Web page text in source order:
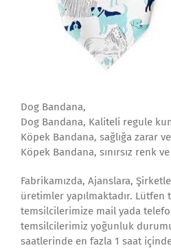
Dog Bandana,
Dog Bandana, Kaliteli regule
Köpek Bandana, sağlığa zarar
Köpek Bandana, sınırsız renk
Fabrikamızda, Ajanslara,
üretimler yapılmaktadır.
temsilcilerimize mail yada
temsilcilerimiz yoğunluk
saatlerinde en fazla 1 saat